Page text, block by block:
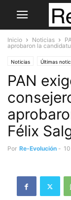
Inicio Noticias
aprobaron la
Noticias Últimas
PAN
Félix
Por Re-Evolución -